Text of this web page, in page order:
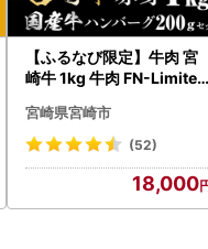
【ふるなび限定】牛肉 宮
崎牛 1kg 牛肉 FN-Limited
宮崎県宮崎市
(52)
18,000